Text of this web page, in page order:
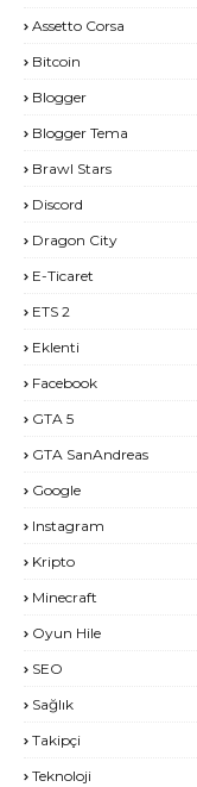
Assetto Corsa
Bitcoin
Blogger
Blogger Tema
Brawl Stars
Discord
Dragon City
E-Ticaret
ETS 2
Eklenti
Facebook
GTA 5
GTA SanAndreas
Google
Instagram
Kripto
Minecraft
Oyun Hile
SEO
Sağlık
Takipçi
Teknoloji